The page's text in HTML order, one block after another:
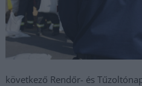
következő Rendőr- és